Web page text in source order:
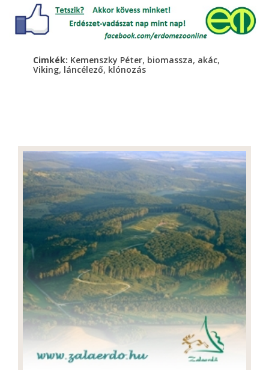
Cimkék: Kemenszky Péter, biomassza, akác,
Viking, láncélező, klónozás